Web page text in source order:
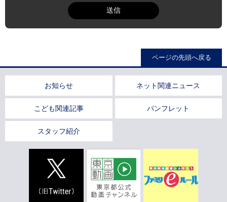
ページの先頭へ戻る
お知らせ ネット関連ニュース
こども関連記事 パンフレット
スタッフ紹介